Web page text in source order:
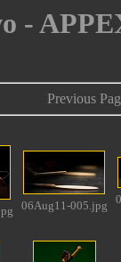
-
Previous
06Aug11-005.jpg